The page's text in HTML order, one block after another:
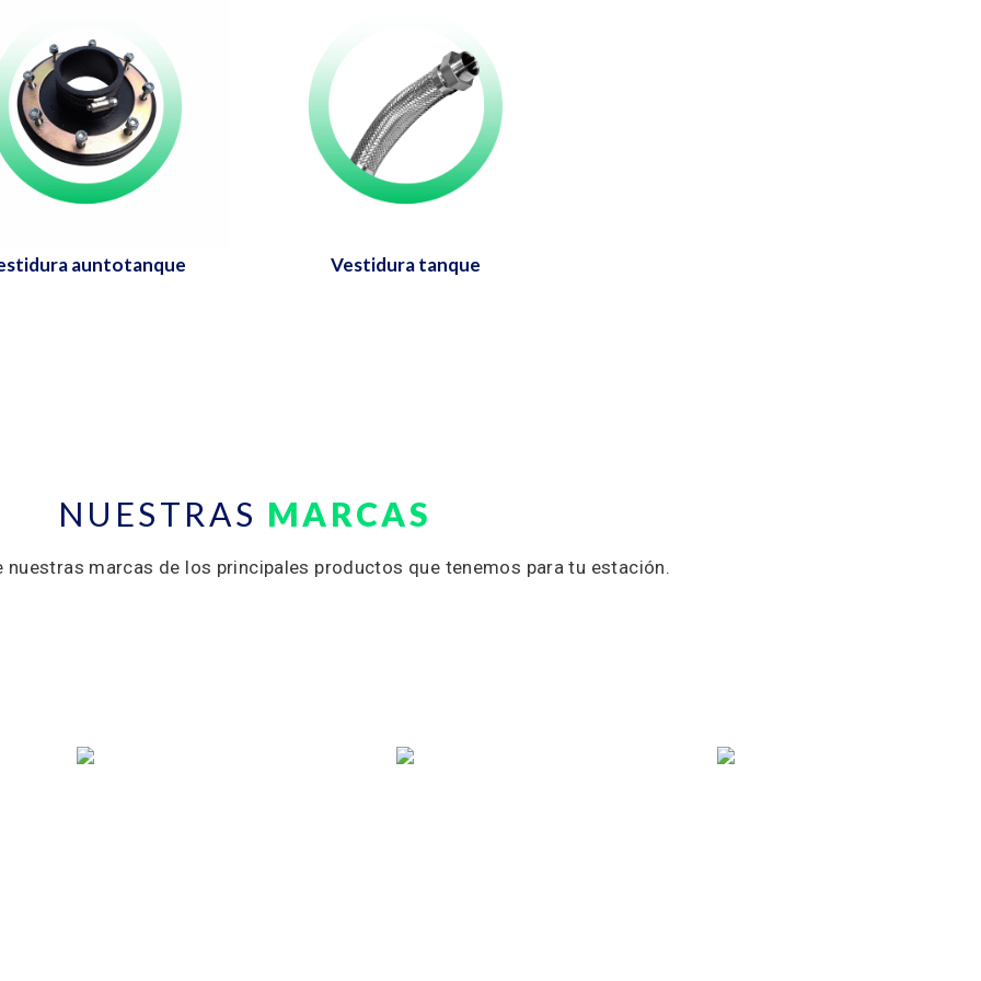
auntotanque Vestidura tanque
NUESTRAS MARCAS
nuestras marcas de los principales productos que tenemos para tu estación.